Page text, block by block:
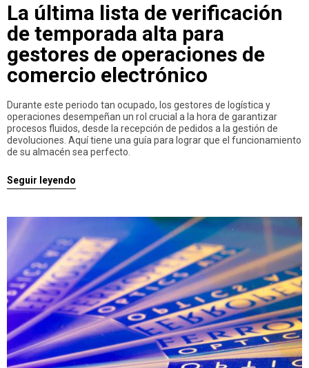
La última lista de verificación
de temporada alta para
gestores de operaciones de
comercio electrónico
Durante este periodo tan ocupado, los gestores de logística y
operaciones desempeñan un rol crucial a la hora de garantizar
procesos fluidos, desde la recepción de pedidos a la gestión de
devoluciones. Aquí tiene una guía para lograr que el funcionamiento
de su almacén sea perfecto.
Seguir leyendo